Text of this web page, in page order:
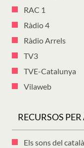
RAC 1
Ràdio 4
Ràdio Arrels
TV3
TVE-Catalunya
Vilaweb
RECURSOS
Els sons del català